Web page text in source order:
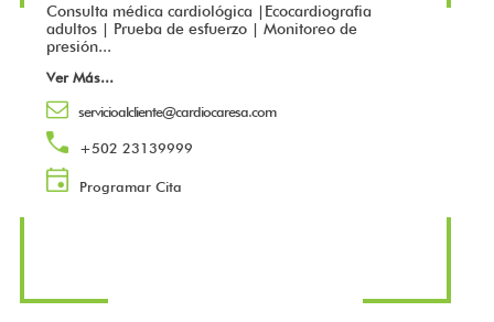
Consulta médica cardiológica |Ecocardiografia
adultos | Prueba de esfuerzo | Monitoreo de
presión...
Ver Más...
servicioalcliente@cardiocaresa.com
+502 23139999
Programar Cita